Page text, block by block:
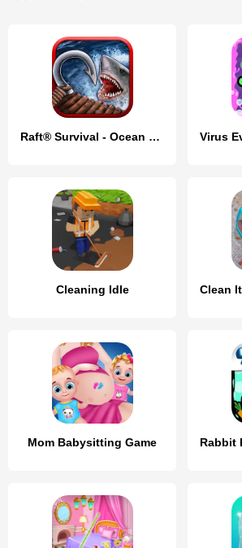
Raft® Survival - Ocean Nomad
Cleaning Idle
Mom Babysitting Game